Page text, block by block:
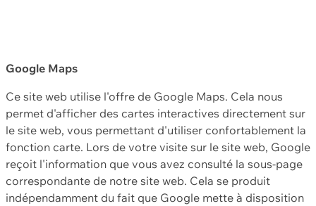
Google Maps
Ce site web utilise l'offre de Google Maps. Cela nous
permet d'afficher des cartes interactives directement sur
le site web, vous permettant d'utiliser confortablement la
fonction carte. Lors de votre visite sur le site web, Google
reçoit l'information que vous avez consulté la sous-page
correspondante de notre site web. Cela se produit
indépendamment du fait que Google mette à disposition